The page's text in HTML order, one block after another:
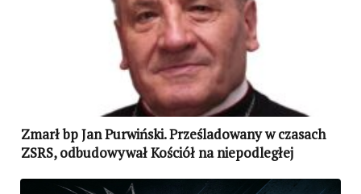
Zmarł bp Jan Purwiński. Prześladowany w czasach
ZSRS, odbudowywał Kościół na niepodległej